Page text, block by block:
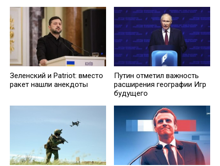
Зеленский и Patriot: вместо
ракет нашли анекдоты
Путин отметил важность
расширения географии Игр
будущего